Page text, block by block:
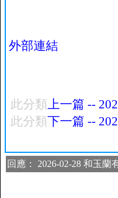
外部連結
此分類 上一篇 --
此分類下一篇 --
回應： 2026-02-28 和玉蘭